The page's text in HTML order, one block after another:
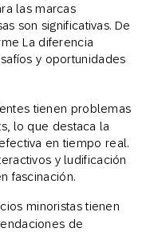
las marcas
son significativas. De
La diferencia
y oportunidades
tienen problemas
lo que destaca la
en tiempo real.
y ludificación
fascinación.
minoristas tienen
de